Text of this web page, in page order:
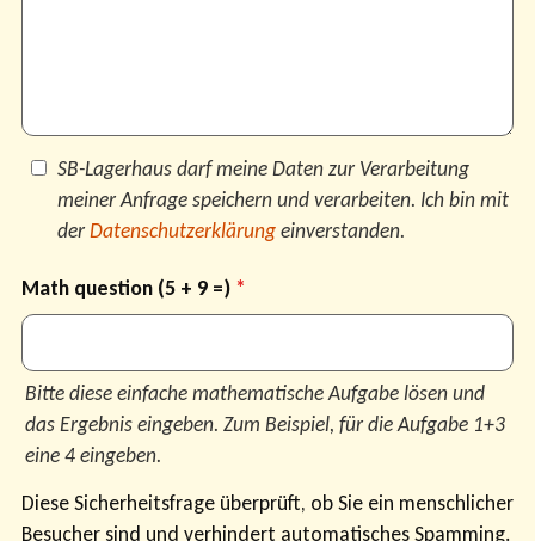
Datenschutz
SB-Lagerhaus darf meine Daten zur Verarbeitung
meiner Anfrage speichern und verarbeiten. Ich bin mit
derDatenschutzerklärungeinverstanden.
Math question (5 + 9 =)
Bitte diese einfache mathematische Aufgabe lösen und
das Ergebnis eingeben. Zum Beispiel, für die Aufgabe 1+3
eine 4 eingeben.
Diese Sicherheitsfrage überprüft, ob Sie ein menschlicher
Besucher sind und verhindert automatisches Spamming.